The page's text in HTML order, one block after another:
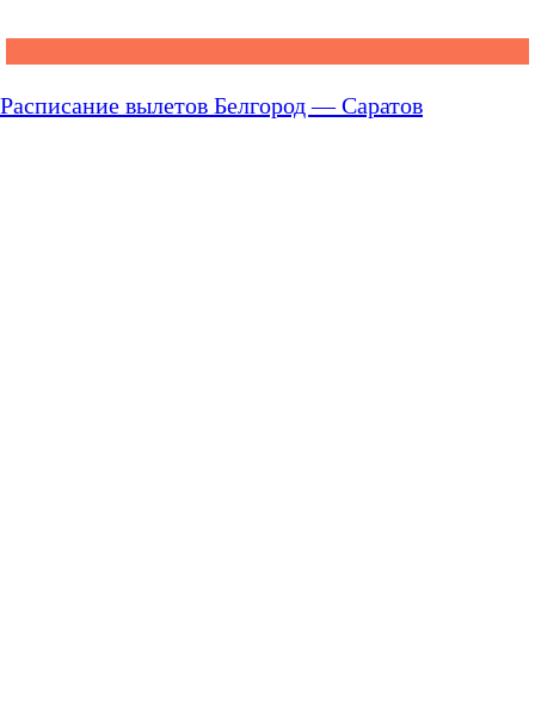
Расписание вылетов Белгород — Саратов